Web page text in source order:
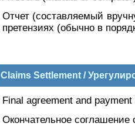
Отчет (составляемый
претензиях (обычно в
Claims Settlement /
Final agreement and
Окончательное соглашение